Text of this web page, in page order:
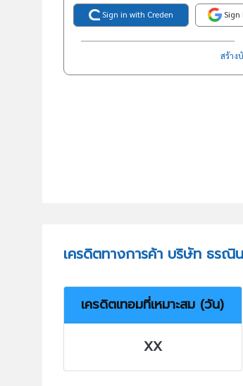
Sign in with Creden Sign
สร้าง
เครดิตทางการค้า บริษัท ธร
เครดิตเทอมที่เหมาะสม (วัน)
XX